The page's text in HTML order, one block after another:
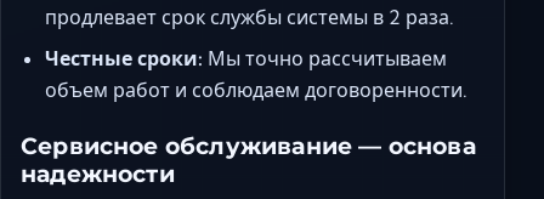
продлевает срок службы системы в 2 раза.
Честные сроки: Мы точно рассчитываем
объем работ и соблюдаем договоренности.
Сервисное обслуживание — основа
надежности